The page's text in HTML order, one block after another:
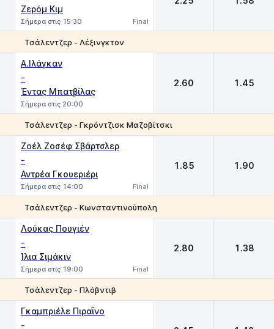
Ζερόμ Κιμ
Σήμερα στις 15:30 Final
Τσάλεντζερ - Λέξινγκτον
Α.Ιλάγκαν
-
Έντας Μπατβίλας
Σήμερα στις 20:00
2.60 1.45
Τσάλεντζερ - Γκρόντζισκ Μαζοβίτσκι
Ζοέλ Ζοσέφ Σβάρτσλερ
-
Αντρέα Γκουεριέρι
Σήμερα στις 14:00 Final
1.85 1.90
Τσάλεντζερ - Κωνσταντινούπολη
Λούκας Πουγιέν
-
Ίλια Σιμάκιν
Σήμερα στις 19:00 Final
2.80 1.38
Τσάλεντζερ - Πλόβντιβ
Γκαμπριέλε Πιραΐνο
-